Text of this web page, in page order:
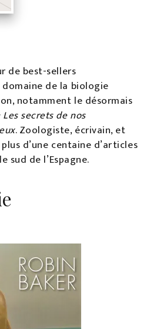
de best-sellers
de la biologie
notamment le désormais
secrets de nos
. Zoologiste, écrivain, et
d’une centaine d’articles
sud de l’Espagne.